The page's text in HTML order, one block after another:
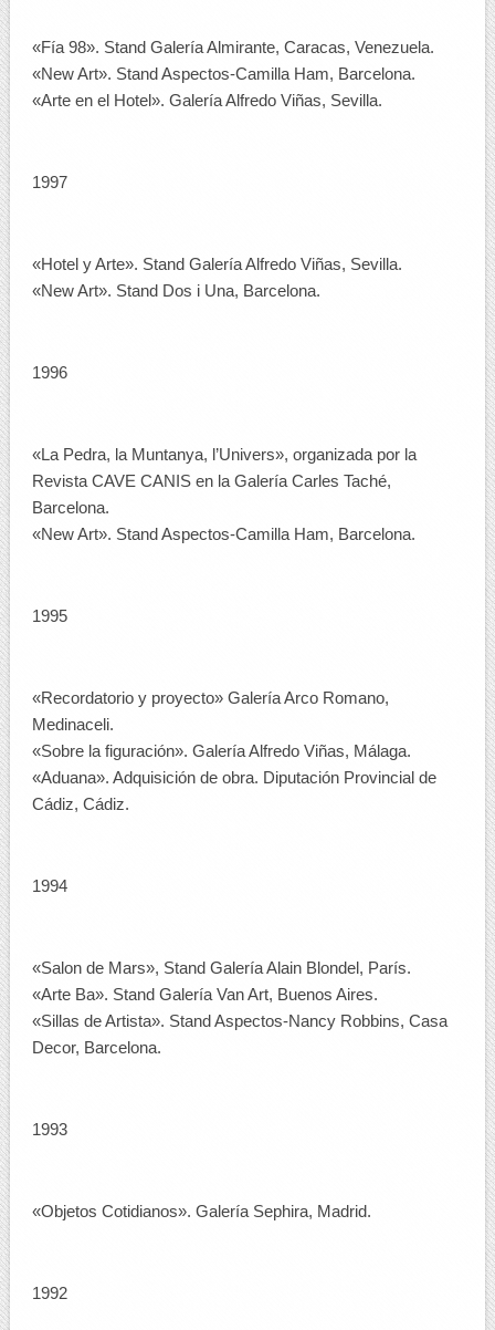
«Fía 98». Stand Galería Almirante, Caracas, Venezuela.
«New Art». Stand Aspectos-Camilla Ham, Barcelona.
«Arte en el Hotel». Galería Alfredo Viñas, Sevilla.
1997
«Hotel y Arte». Stand Galería Alfredo Viñas, Sevilla.
«New Art». Stand Dos i Una, Barcelona.
1996
«La Pedra, la Muntanya, l’Univers», organizada por la
Revista CAVE CANIS en la Galería Carles Taché,
Barcelona.
«New Art». Stand Aspectos-Camilla Ham, Barcelona.
1995
«Recordatorio y proyecto» Galería Arco Romano,
Medinaceli.
«Sobre la figuración». Galería Alfredo Viñas, Málaga.
«Aduana». Adquisición de obra. Diputación Provincial de
Cádiz, Cádiz.
1994
«Salon de Mars», Stand Galería Alain Blondel, París.
«Arte Ba». Stand Galería Van Art, Buenos Aires.
«Sillas de Artista». Stand Aspectos-Nancy Robbins, Casa
Decor, Barcelona.
1993
«Objetos Cotidianos». Galería Sephira, Madrid.
1992